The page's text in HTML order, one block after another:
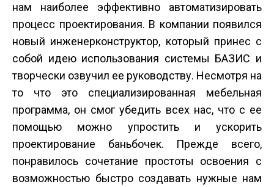
нам наиболее эффективно автоматизировать
процесс проектирования. В компании появился
новый инженер­конструктор, который принес с
собой идею использования системы БАЗИС и
творчески озвучил ее руководству. Несмотря на
то что это специализированная мебельная
программа, он смог убедить всех нас, что с ее
помощью можно упростить и ускорить
проектирование бань­бочек. Прежде всего,
понравилось сочетание простоты освоения с
возможностью быстро создавать нужные нам